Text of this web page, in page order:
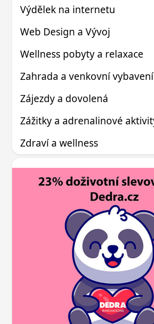
Výdělek na internetu
Web Design a Vývoj
Wellness pobyty a relaxace
Zahrada a venkovní vybavení
Zájezdy a dovolená
Zážitky a adrenalinové
Zdraví a wellness